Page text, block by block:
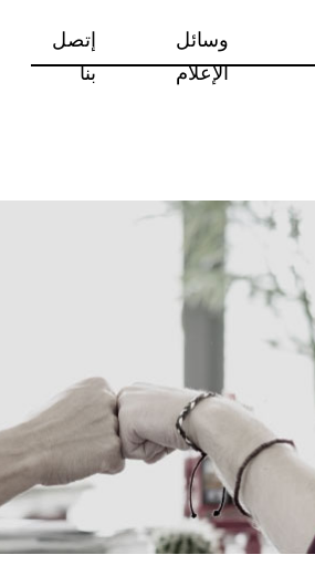
وسائل
الإعلام
إتصل
بنا